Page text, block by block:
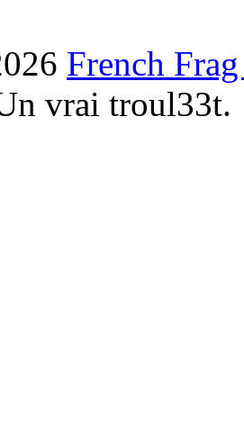
French
vrai troul33t.